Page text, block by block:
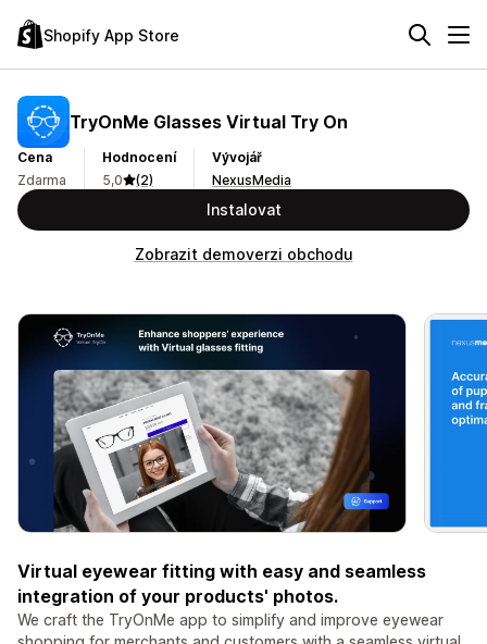
Shopify App Store
TryOnMe Glasses Virtual Try On
Cena
Zdarma
Hodnocení
5,0
(2)
Vývojář
NexusMedia
Instalovat
Zobrazit demoverzi obchodu
Virtual eyewear fitting with easy and seamless
integration of your products' photos.
We craft the TryOnMe app to simplify and improve eyewear